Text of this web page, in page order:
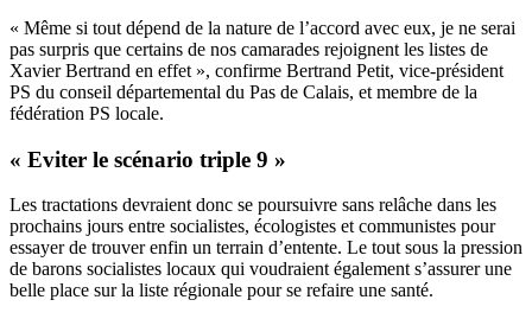
« Même si tout dépend de la nature de l’accord avec eux, je ne serai
pas surpris que certains de nos camarades rejoignent les listes de
Xavier Bertrand en effet », confirme Bertrand Petit, vice-président
PS du conseil départemental du Pas de Calais, et membre de la
fédération PS locale.
« Eviter le scénario triple 9 »
Les tractations devraient donc se poursuivre sans relâche dans les
prochains jours entre socialistes, écologistes et communistes pour
essayer de trouver enfin un terrain d’entente. Le tout sous la pression
de barons socialistes locaux qui voudraient également s’assurer une
belle place sur la liste régionale pour se refaire une santé.